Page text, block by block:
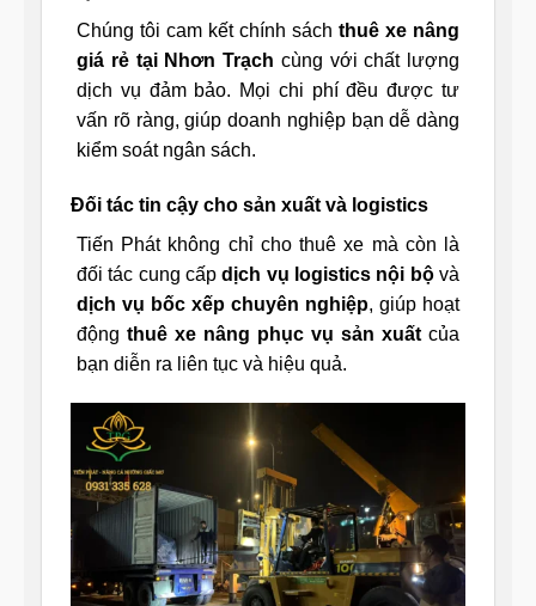
Chúng tôi cam kết chính sách thuê xe nâng
giá rẻ tại Nhơn Trạch cùng với chất lượng
dịch vụ đảm bảo. Mọi chi phí đều được tư
vấn rõ ràng, giúp doanh nghiệp bạn dễ dàng
kiểm soát ngân sách.
Đối tác tin cậy cho sản xuất và logistics
Tiến Phát không chỉ cho thuê xe mà còn là
đối tác cung cấpdịch vụ logistics nội bộvà
dịch vụ bốc xếp chuyên nghiệp, giúp hoạt
động thuê xe nâng phục vụ sản xuất của
bạn diễn ra liên tục và hiệu quả.